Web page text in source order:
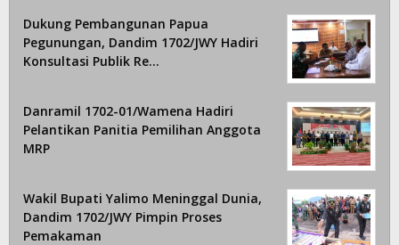
Dukung Pembangunan Papua
Pegunungan, Dandim 1702/JWY Hadiri
Konsultasi Publik Re…
Danramil 1702-01/Wamena Hadiri
Pelantikan Panitia Pemilihan Anggota
MRP
Wakil Bupati Yalimo Meninggal Dunia,
Dandim 1702/JWY Pimpin Proses
Pemakaman